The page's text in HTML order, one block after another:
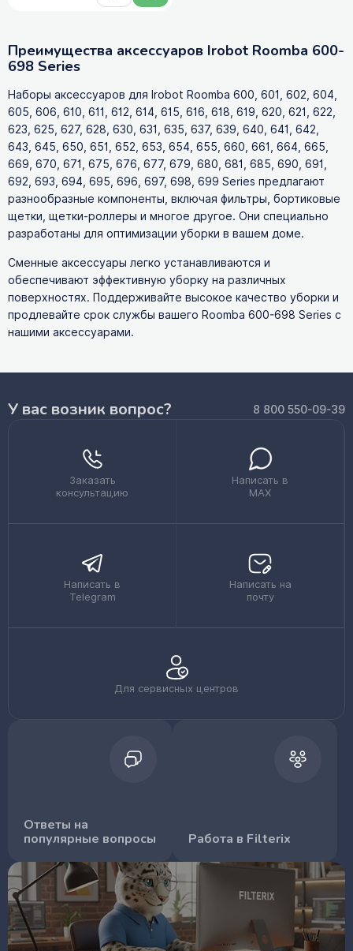
Преимущества аксессуаров Irobot Roomba 600-
698 Series
Наборы аксессуаров для Irobot Roomba 600, 601, 602, 604,
605, 606, 610, 611, 612, 614, 615, 616, 618, 619, 620, 621, 622,
623, 625, 627, 628, 630, 631, 635, 637, 639, 640, 641, 642,
643, 645, 650, 651, 652, 653, 654, 655, 660, 661, 664, 665,
669, 670, 671, 675, 676, 677, 679, 680, 681, 685, 690, 691,
692, 693, 694, 695, 696, 697, 698, 699 Series предлагают
разнообразные компоненты, включая фильтры, бортиковые
щетки, щетки-роллеры и многое другое. Они специально
разработаны для оптимизации уборки в вашем доме.
Сменные аксессуары легко устанавливаются и
обеспечивают эффективную уборку на различных
поверхностях. Поддерживайте высокое качество уборки и
продлевайте срок службы вашего Roomba 600-698 Series с
нашими аксессуарами.
У вас возник вопрос? 8 800 550-09-39
Заказать
консультацию
Написать в
MAX
Написать в
Telegram
Написать на
почту
Для сервисных центров
Ответы на
популярные вопросы
Работа в Filterix